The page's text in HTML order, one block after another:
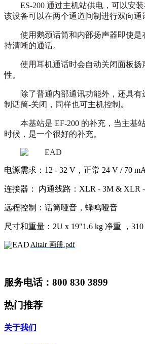
ES-200 通过主机站供电，可以安
该设备可以在两个通道间制进行双向通
使用鹅颈话筒和内部扬声器即使是
持清晰的通话。
使用耳机通话时会自动关闭面板
性。
除了普通内部通讯功能外，还具
制话筒-关闭，同样也可主机控制。
本基站是 EF-200 的补充，当主基
时候，是一个很好的补充。
电源需求：12 - 32 V，正常 24 V / 70 mA
连接器： 内通线路：XLR - 3M & XLR
远程控制： 话筒哑音，蜂鸣哑音
尺寸和重量： 2U x 19"1.6 kg 净重 ，310
Altair 画册.pdf
服务电话：800 830 3899
热门推荐
关于我们